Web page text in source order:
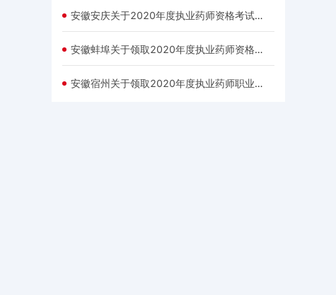
安徽安庆关于2020年度执业药师资格考试证书发放的通知
安徽蚌埠关于领取2020年度执业药师资格证书的通知
安徽宿州关于领取2020年度执业药师职业资格证书的通知